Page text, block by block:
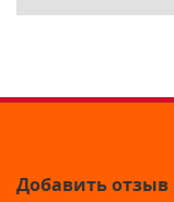
Добавить отзыв